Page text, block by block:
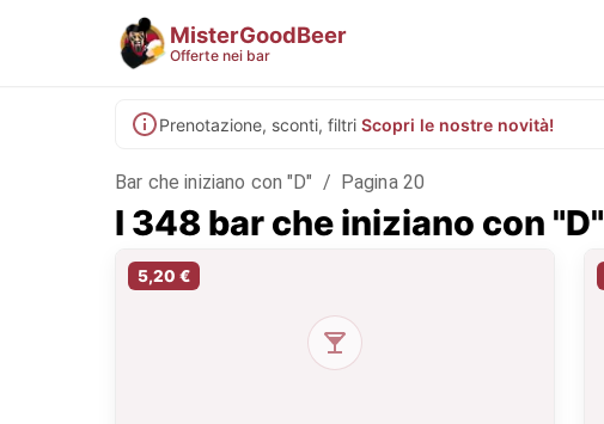
MisterGoodBeer
Offerte nei bar
Prenotazione, sconti, filtri Scopri le nostre novità!
Bar che iniziano con "D" / Pagina 20
I 348 bar che iniziano con "D"
5,20 €